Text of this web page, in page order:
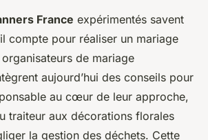
France expérimentés savent
compte pour réaliser un mariage
de mariage
aujourd’hui des conseils pour
au cœur de leur approche,
traiteur aux décorations florales
la gestion des déchets. Cette